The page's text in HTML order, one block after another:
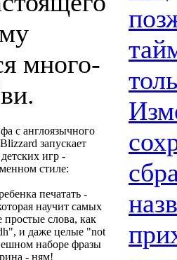
много-
с англоязычного
запускает
игр -
стиле:
печатать -
научит самых
простые слова, как
и даже целые "not
наборе фразы
- ням!